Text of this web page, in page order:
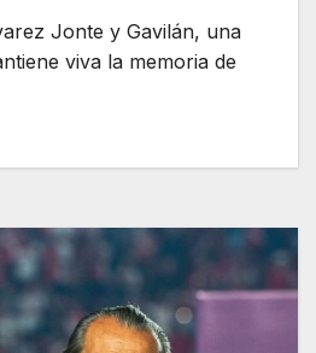
Jonte y Gavilán, una
viva la memoria de